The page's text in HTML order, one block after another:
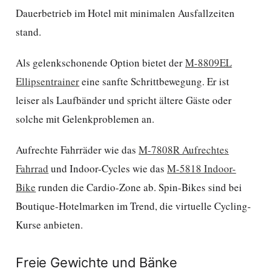
Dauerbetrieb im Hotel mit minimalen Ausfallzeiten
stand.
Als gelenkschonende Option bietet derM-8809EL
Ellipsentrainereine sanfte Schrittbewegung. Er ist
leiser als Laufbänder und spricht ältere Gäste oder
solche mit Gelenkproblemen an.
Aufrechte Fahrräder wie dasM-7808R Aufrechtes
Fahrrad und Indoor-Cycles wie dasM-5818 Indoor-
Bike runden die Cardio-Zone ab. Spin-Bikes sind bei
Boutique-Hotelmarken im Trend, die virtuelle Cycling-
Kurse anbieten.
Freie Gewichte und Bänke